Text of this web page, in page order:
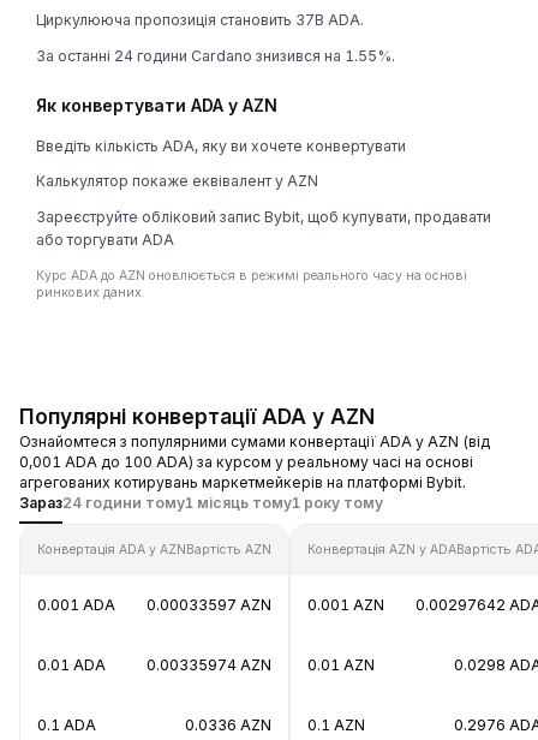
Циркулююча пропозиція становить 37B ADA.
За останні 24 години Cardano знизився на 1.55%.
Як конвертувати ADA у AZN
Введіть кількість ADA, яку ви хочете конвертувати
Калькулятор покаже еквівалент у AZN
Зареєструйте обліковий запис Bybit, щоб купувати, продавати
або торгувати ADA
Курс ADA до AZN оновлюється в режимі реального часу на основі
ринкових даних.
Популярні конвертації ADA у AZN
Ознайомтеся з популярними сумами конвертації ADA у AZN (від
0,001 ADA до 100 ADA) за курсом у реальному часі на основі
агрегованих котирувань маркетмейкерів на платформі Bybit.
Зараз24 години тому1 місяць тому1 року тому
Конвертація ADA у AZNВартість AZN
0.001 ADA 0.00033597 AZN
0.01 ADA 0.00335974 AZN
0.1 ADA 0.0336 AZN
Конвертація AZN у ADAВартість
0.001 AZN 0.00297642
0.01 AZN 0.0298
0.1 AZN 0.2976